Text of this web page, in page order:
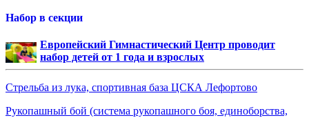
Набор в секции
Европейский Гимнастический Центр проводит
набор детей от 1 года и взрослых
Стрельба из лука, спортивная база ЦСКА Лефортово
Рукопашный бой (система рукопашного боя, единоборства,